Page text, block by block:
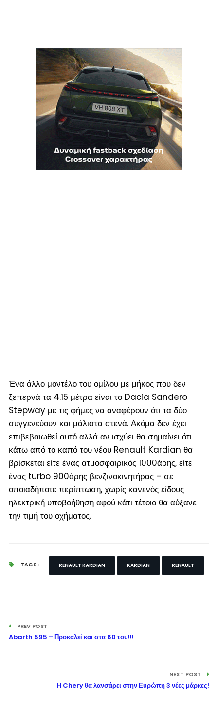
Ένα άλλο μοντέλο του ομίλου με μήκος που δεν
ξεπερνά τα 4.15 μέτρα είναι το Dacia Sandero
Stepway με τις φήμες να αναφέρουν ότι τα δύο
συγγενεύουν και μάλιστα στενά. Ακόμα δεν έχει
επιβεβαιωθεί αυτό αλλά αν ισχύει θα σημαίνει ότι
κάτω από το καπό του νέου Renault Kardian θα
βρίσκεται είτε ένας ατμοσφαιρικός 1000άρης, είτε
ένας turbo 900άρης βενζινοκινητήρας – σε
οποιαδήποτε περίπτωση, χωρίς κανενός είδους
ηλεκτρική υποβοήθηση αφού κάτι τέτοιο θα αύξανε
την τιμή του οχήματος.
TAGS : RENAULT KARDIAN KARDIAN RENAULT
PREV POST
Abarth 595 – Προκαλεί και στα 60 του!!!
NEXT POST
Η Chery θα λανσάρει στην Ευρώπη 3 νέες μάρκες!